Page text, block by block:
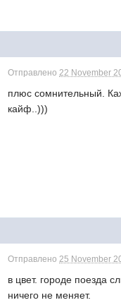
Отправлено22 November
плюс сомнительный.
кайф..)))
Отправлено25 November
в цвет. городе поезда
ничего не меняет.